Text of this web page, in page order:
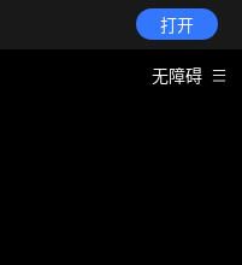
打开
无障碍